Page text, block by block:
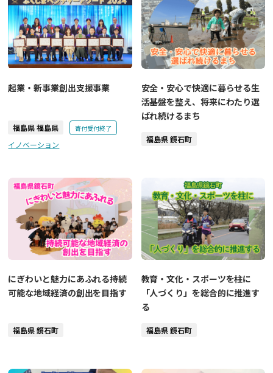
起業・新事業創出支援事業
福島県 福島県 寄付受付終了
イノベーション
安全・安心で快適に暮らせる生
活基盤を整え、将来にわたり選
ばれ続けるまち
福島県 鏡石町
にぎわいと魅力にあふれる持続
可能な地域経済の創出を目指す
福島県 鏡石町
教育・文化・スポーツを柱に
「人づくり」を総合的に推進す
る
福島県 鏡石町